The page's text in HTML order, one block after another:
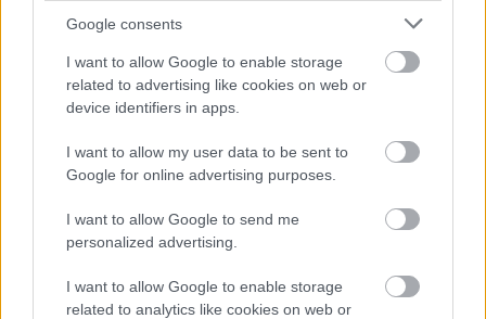
Google consents
I want to allow Google to enable storage
related to advertising like cookies on web or
device identifiers in apps.
I want to allow my user data to be sent to
Google for online advertising purposes.
I want to allow Google to send me
personalized advertising.
I want to allow Google to enable storage
related to analytics like cookies on web or
KÖVESS FACEBOOKON!